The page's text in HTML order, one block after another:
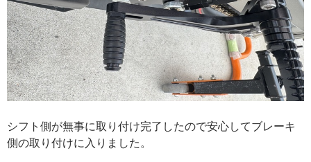
シフト側が無事に取り付け完了したので安心してブレーキ
側の取り付けに入りました。